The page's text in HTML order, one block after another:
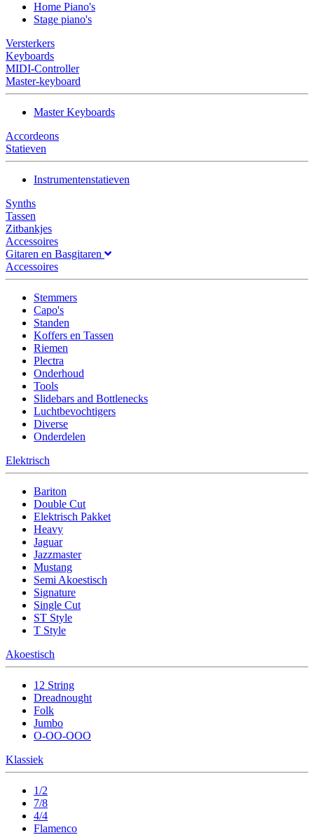
Home Piano's
Stage piano's
Versterkers
Keyboards
MIDI-Controller
Master-keyboard
Master Keyboards
Accordeons
Statieven
Instrumentenstatieven
Synths
Tassen
Zitbankjes
Accessoires
Gitaren en Basgitaren
Accessoires
Stemmers
Capo's
Standen
Koffers en Tassen
Riemen
Plectra
Onderhoud
Tools
Slidebars and Bottlenecks
Luchtbevochtigers
Diverse
Onderdelen
Elektrisch
Bariton
Double Cut
Elektrisch Pakket
Heavy
Jaguar
Jazzmaster
Mustang
Semi Akoestisch
Signature
Single Cut
ST Style
T Style
Akoestisch
12 String
Dreadnought
Folk
Jumbo
O-OO-OOO
Klassiek
1/2
7/8
4/4
Flamenco